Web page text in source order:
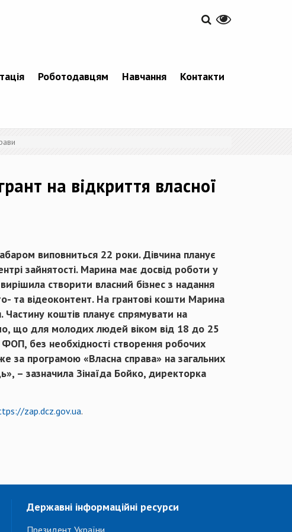
Роботодавцям Навчання Контакти
на відкриття власної
виповниться 22 роки. Дівчина планує
зайнятості. Марина має досвід роботи у
створити власний бізнес з надання
та відеоконтент. На грантові кошти Марина
Частину коштів планує спрямувати на
що для молодих людей віком від 18 до 25
без необхідності створення робочих
програмою «Власна справа» на загальних
– зазначила Зінаїда Бойко, директорка
zap.dcz.gov.ua.
Державні інформаційні ресурси
Президент України